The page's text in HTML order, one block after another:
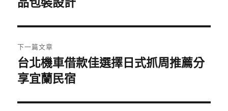
導
覽
文
章:
下一篇文章
下
一
文
台北機車借款佳選擇日式抓周推薦分
享宜蘭民宿